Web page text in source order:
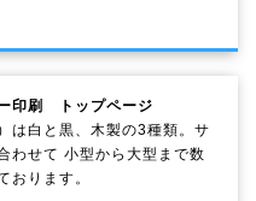
印刷 トップページ
は白と黒、木製の3種類。サ
わせて 小型から大型まで数
おります。